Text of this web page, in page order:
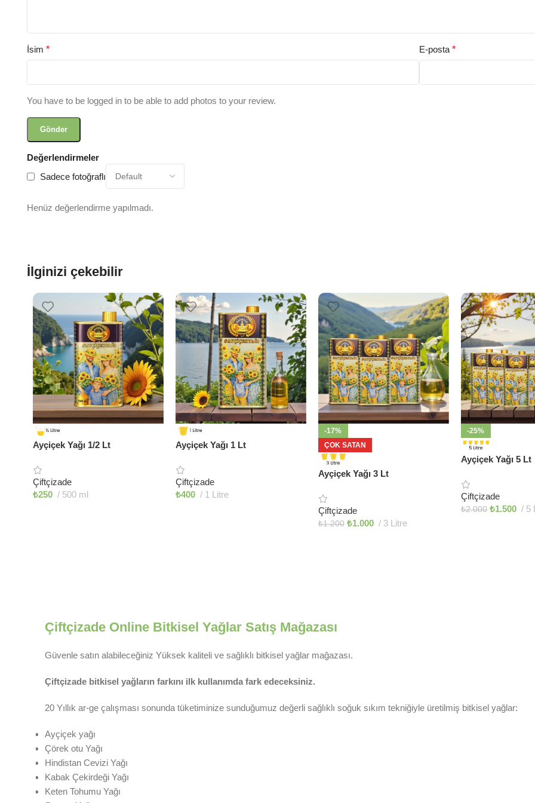
Değerlendirmeler
Sadece fotoğraflı
Henüz değerlendirme yapılmadı.
İsim * E-posta *
You have to be logged in to be able to add photos to your review.
İlginizi çekebilir
Ayçiçek Yağı 1/2 Lt
Çiftçizade
₺250 500 ml
Ayçiçek Yağı 1 Lt
Çiftçizade
₺400 1 Litre
-17%
ÇOK SATAN
Ayçiçek Yağı 3 Lt
Çiftçizade
₺1.200 ₺1.000 3 Litre
-25%
Ayçiçek Yağı 5 Lt
Çiftçizade
₺2.000 ₺1.500 5
Çiftçizade Online Bitkisel Yağlar Satış Mağazası
Güvenle satın alabileceğiniz Yüksek kaliteli ve sağlıklı bitkisel yağlar mağazası.
Çiftçizade bitkisel yağların farkını ilk kullanımda fark edeceksiniz.
20 Yıllık ar-ge çalışması sonunda tüketiminize sunduğumuz değerli sağlıklı soğuk sıkım tekniğiyle üretilmiş bitkisel yağlar:
Ayçiçek yağı
Çörek otu Yağı
Hindistan Cevizi Yağı
Kabak Çekirdeği Yağı
Keten Tohumu Yağı